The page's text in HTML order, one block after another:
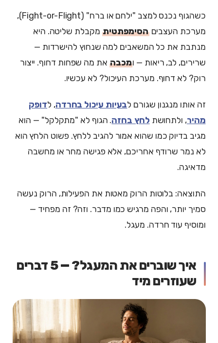
כשהגוף נכנס למצב "ילחם או ברח" (Fight-or-Flight),
מערכת העצביםהסימפתטית מקבלת שליטה. היא
מנתבת את כל המשאבים למה שנחוץ להישרדות —
שרירים, לב, ריאות — ומכבה את מה שפחות דחוף. ייצור
רוק? לא דחוף. מערכת העיכול? לא עכשיו.
זה אותו מנגנון שגורם לבעיות עיכול בחרדה, לדופק
מהיר, ולתחושת לחץ בחזה. הגוף לא "מתקלקל" — הוא
מגיב בדיוק כמו שהוא אמור להגיב ללחץ. פשוט הלחץ הוא
לא נמר שרודף אחריכם, אלא פגישה מחר או מחשבה
מדאיגה.
התוצאה: בלוטות הרוק מאטות את הפעילות, הרוק נעשה
סמיך יותר, והפה מרגיש כמו מדבר. וזה? זה מפחיד —
ומוסיף עוד חרדה. מעגל.
איך שוברים את המעגל? — 5 דברים
שעוזרים מיד